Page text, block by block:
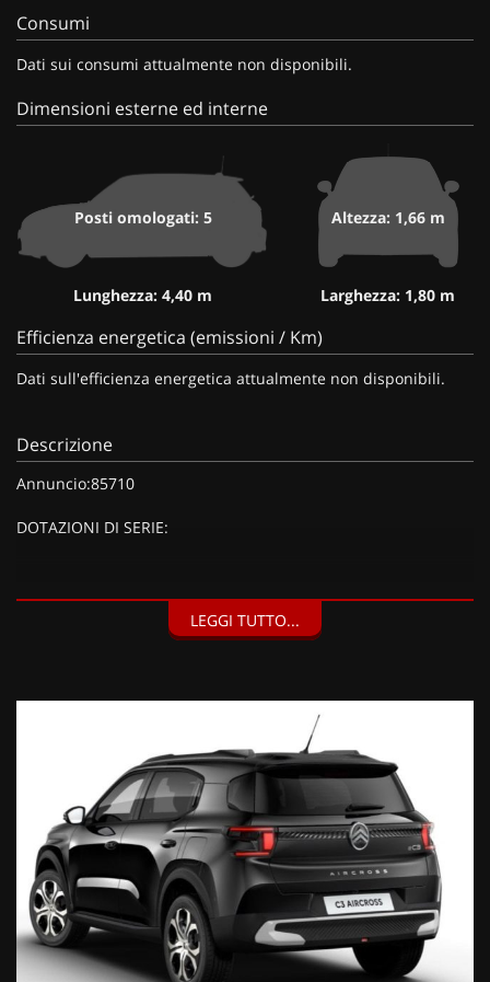
Consumi
Dati sui consumi attualmente non disponibili.
Dimensioni esterne ed interne
Posti omologati: 5
Lunghezza: 4,40 m
Altezza: 1,66 m
Larghezza: 1,80 m
Efficienza energetica (emissioni / Km)
Dati sull'efficienza energetica attualmente non disponibili.
Descrizione
Annuncio:85710
DOTAZIONI DI SERIE:
Appoggiatesta(2) regolabili (ripiegabili 50/50), 2 sedili
posti (850 EUR),
LEGGI TUTTO...